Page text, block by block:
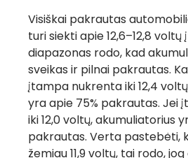
Visiškai pakrautas
turi siekti apie 12,6–12,8
diapazonas rodo, kad
sveikas ir pilnai pakrautas.
įtampa nukrenta iki 12,4
yra apie 75% pakrautas. Jei
iki 12,0 voltų, akumuliatorius
pakrautas. Verta pastebėti,
žemiau 11,9 voltų, tai rodo,